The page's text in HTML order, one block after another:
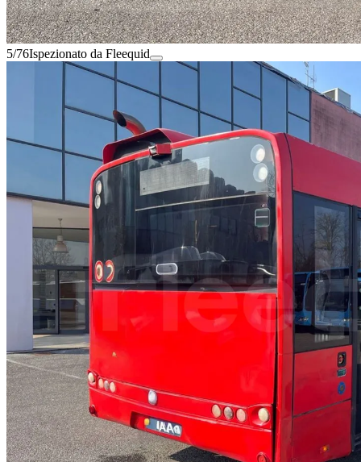
5/76Ispezionato da Fleequid